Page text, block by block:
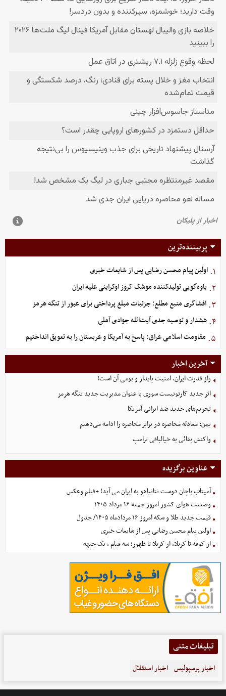
پربیننده‌ترین
۱. اولین پیام محسن رضایی پس از شایعات خبری
۲. یاوه‌گویی تولیدکننده موشک کروز اوکراینی علیه ایران
۳. افشاگری منبع مطلع؛ جزئیات مبلغ پرداختی برای عبور از تنگه هرمز
۴. هشدار و توصیه جدی آیت‌الله جوادی آملی
۵. مقاومت اسلامی عراق: پاسخ به آمریکا و عربستان را به تعویق انداختیم
آخرین اخبار
راز قدرت ایران، امنیت پایدار و بومی آن است!
اثر جدید کارتونیست سوری با عنوان مدیریت جدید تنگه هرمز
تحریم‌های جدید ضد ایرانی آمریکا
یمن: معادله محاصره در برابر محاصره را ادامه می‌دهیم
واکنش بقائی به خیالبافی ترامپ
عناوین برگزیده
آمیتاب باچان دوست نتانیاهو به ایران می آید! +فیلم وعکس
وضعیت هوای کشور امروز جمعه ۱۶ مرداد ۱۴۰۵
قیمت جدید طلا و سکه امروز ۱۶ مردادماه ۱۴۰۵/ جدول
اولین پیام محسن رضایی پس از شایعات خبری
از کوفه تا کربلا، از کربلا تا ظهور؛ سه قیام ، یک جبهه
تبلیغات متنی
اخبار پرسپولیس اخبار استقلال